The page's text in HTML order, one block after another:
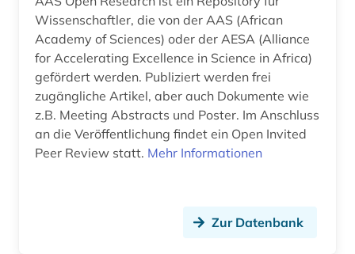
bergbaunachfolgelandschaft (1)
bergwerk (1)
betriebswirtschaftslehre (1)
bezugsmaterial (1)
bibliografie (24)
Suedostasien (1)
Thueringen (1)
USA (2)
Ungarn (1)
Wissenschaftler, die von der AAS (African
Academy of Sciences) oder der AESA (Alliance
for Accelerating Excellence in Science in Africa)
gefördert werden. Publiziert werden frei
zugängliche Artikel, aber auch Dokumente wie
z.B. Meeting Abstracts und Poster. Im Anschluss
an die Veröffentlichung findet ein Open Invited
Peer Review statt. Mehr Informationen
Zur Datenbank